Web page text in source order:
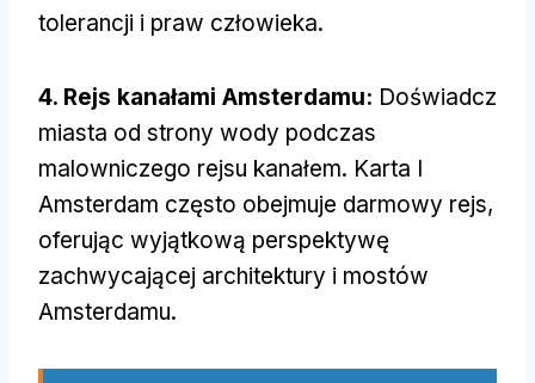
tolerancji i praw człowieka.
4. Rejs kanałami Amsterdamu: Doświadcz
miasta od strony wody podczas
malowniczego rejsu kanałem. Karta I
Amsterdam często obejmuje darmowy rejs,
oferując wyjątkową perspektywę
zachwycającej architektury i mostów
Amsterdamu.